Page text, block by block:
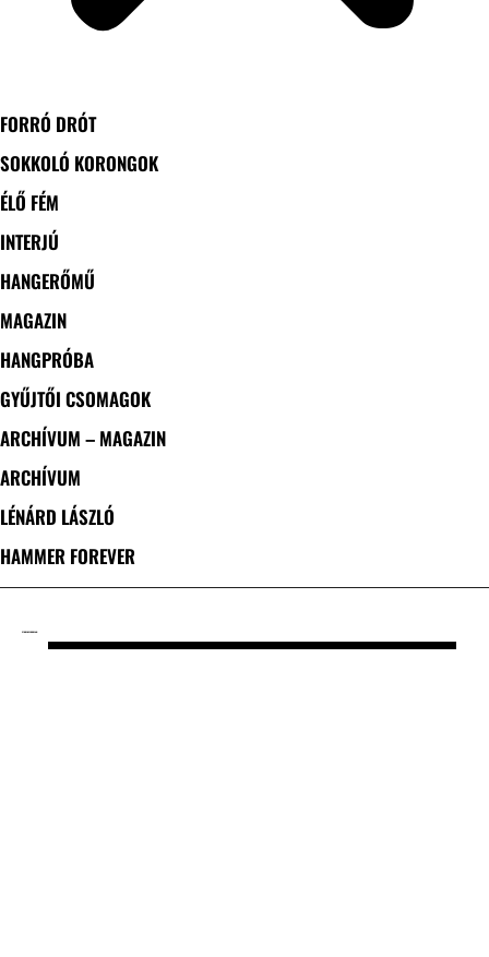
FORRÓ DRÓT
SOKKOLÓ KORONGOK
ÉLŐ FÉM
INTERJÚ
HANGERŐMŰ
MAGAZIN
HANGPRÓBA
GYŰJTŐI CSOMAGOK
ARCHÍVUM – MAGAZIN
ARCHÍVUM
LÉNÁRD LÁSZLÓ
HAMMER FOREVER